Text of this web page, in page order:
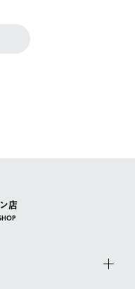
様ご負担とさせていただ
望商品を再注文してくだ
ページ内 購入履歴画面に
店